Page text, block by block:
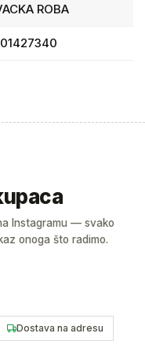
ROBA
Instagramu — svako
onoga što radimo.
Dostava na adresu